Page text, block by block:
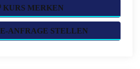
KURS MERKEN
ANFRAGE STELLEN